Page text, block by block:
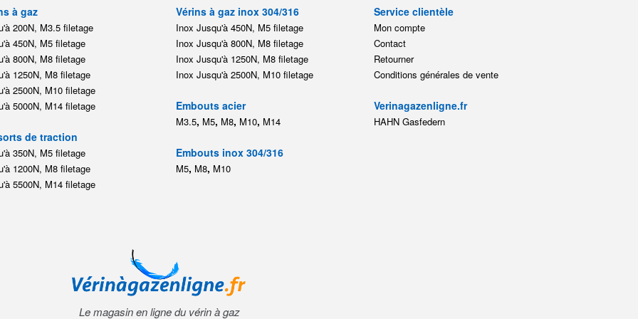
à gaz
200N, M3.5 filetage
450N, M5 filetage
800N, M8 filetage
1250N, M8 filetage
2500N, M10 filetage
5000N, M14 filetage
de traction
350N, M5 filetage
1200N, M8 filetage
5500N, M14 filetage
Vérins à gaz inox 304/316
Inox Jusqu'à 450N, M5 filetage
Inox Jusqu'à 800N, M8 filetage
Inox Jusqu'à 1250N, M8 filetage
Inox Jusqu'à 2500N, M10 filetage
Embouts acier
M3.5, M5, M8, M10, M14
Embouts inox 304/316
M5, M8, M10
Service clientèle
Mon compte
Contact
Retourner
Conditions générales de vente
Verinagazenligne.fr
HAHN Gasfedern
Le magasin en ligne du vérin à gaz